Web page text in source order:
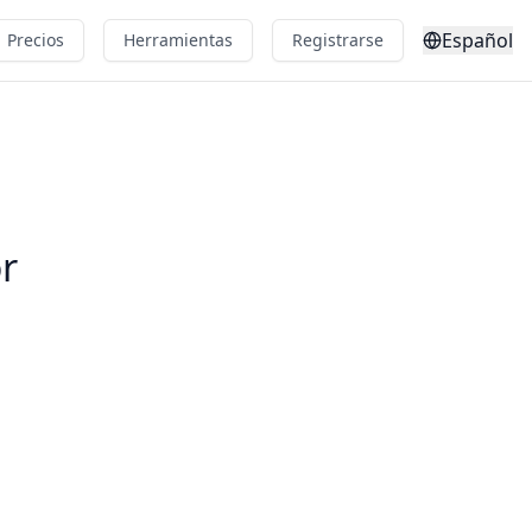
Precios Herramientas Registrarse Español